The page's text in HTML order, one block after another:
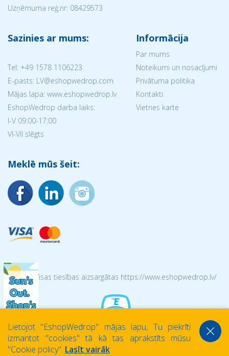
Uzņēmuma reģ.nr: 08429573
Sazinies ar mums:
Tel: +49 1578 1106223
E-pasts: LV@eshopwedrop.com
Mājas lapa: www.eshopwedrop.lv
EshopWedrop darba laiks:
I-V 09:00-17:00
VI-VII slēgts
Informācija
Par mums
Noteikumi un nosacījumi
Privātuma politika
Kontakti
Vietnes karte
Meklē mūs šeit:
© 2026 Visas tiesības aizsargātas https://www.eshopwedrop.lv/
Lietojot ''EshopWedrop'' mājas lapu, Tu piekrīti
izmantot ''cookies'' tā kā tas aprakstīts mūsu
''Cookie policy''. Lasīt vairāk